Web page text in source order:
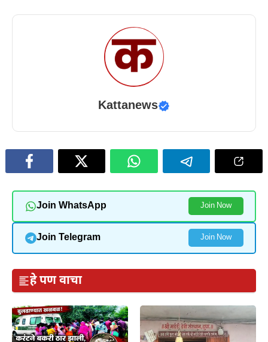
Kattanews
Join WhatsApp Join Now
Join Telegram Join Now
हे पण वाचा